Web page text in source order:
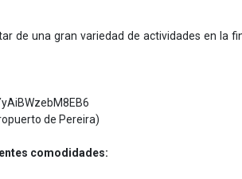
de una gran variedad de actividades en la
de Pereira)
comodidades: